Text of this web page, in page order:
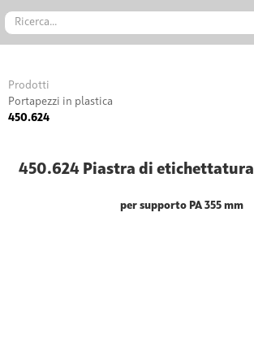
Prodotti
Portapezzi in plastica
450.624
450.624 Piastra di etichettatura
per supporto PA 355 mm